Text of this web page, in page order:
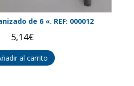
de 6 «. REF: 000012
5,14€
al carrito